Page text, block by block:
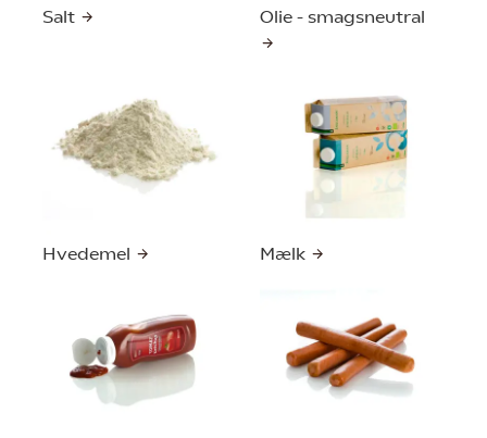
Salt Olie - smagsneutral
Hvedemel Mælk